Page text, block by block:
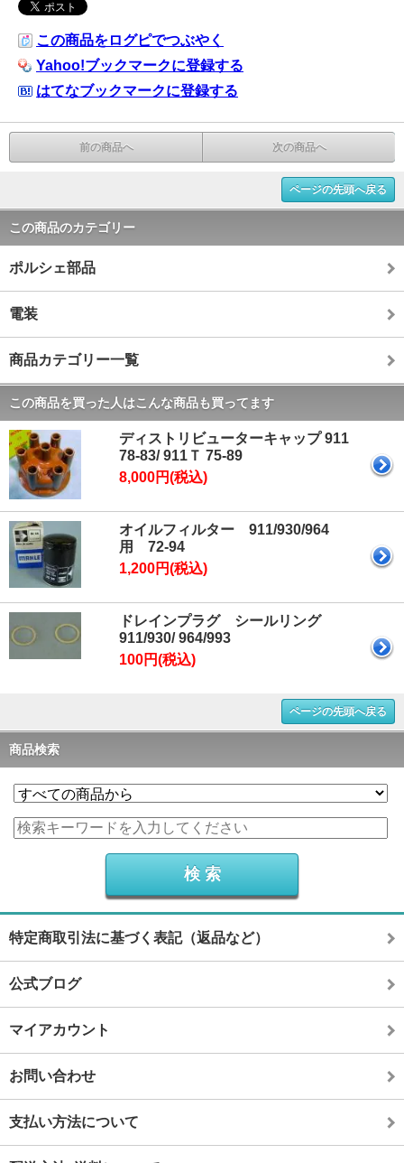
この商品をログピでつぶやく
Yahoo!ブックマークに登録する
はてなブックマークに登録する
前の商品へ 次の商品へ
ページの先頭へ戻る
この商品のカテゴリー
ポルシェ部品
電装
商品カテゴリー一覧
この商品を買った人はこんな商品も買ってます
ディストリビューターキャップ 911
78-83/ 911Ｔ 75-89
8,000円(税込)
オイルフィルター 911/930/964
用 72-94
1,200円(税込)
ドレインプラグ シールリング
911/930/ 964/993
100円(税込)
ページの先頭へ戻る
商品検索
特定商取引法に基づく表記（返品など）
公式ブログ
マイアカウント
お問い合わせ
支払い方法について